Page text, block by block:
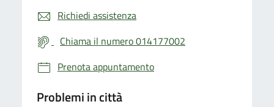
Richiedi assistenza
Chiama il numero 014177002
Prenota appuntamento
Problemi in città